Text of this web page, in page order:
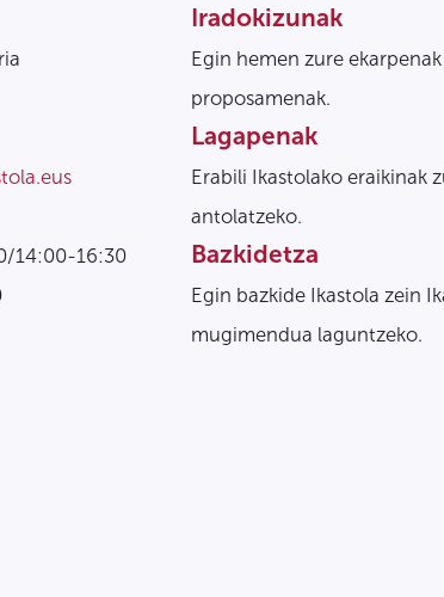
14:00-16:30
Iradokizunak
Egin hemen zure
proposamenak.
Lagapenak
Erabili Ikastolako eraikinak
antolatzeko.
Bazkidetza
Egin bazkide Ikastola zein
mugimendua laguntzeko.